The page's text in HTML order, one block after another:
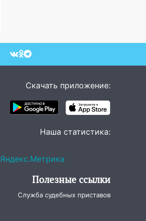
Скачать приложение:
Наша статистика:
Полезные ссылки
Служба судебных приставов